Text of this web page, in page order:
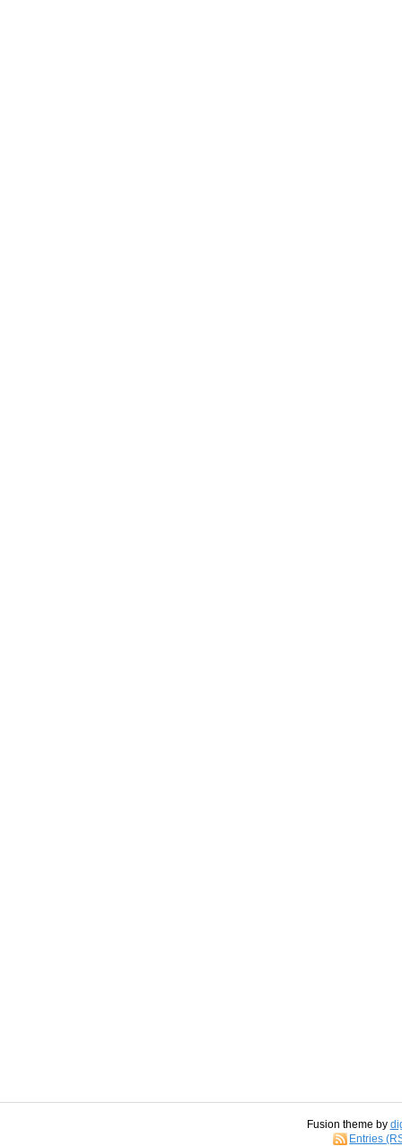
Fusion theme by
Entries